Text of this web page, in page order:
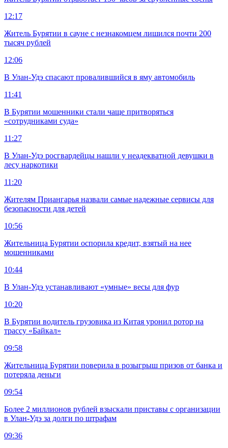
12:17
Житель Бурятии в сауне с незнакомцем лишился почти 200
тысяч рублей
12:06
В Улан-Удэ спасают провалившийся в яму автомобиль
11:41
В Бурятии мошенники стали чаще притворяться
«сотрудниками суда»
11:27
В Улан-Удэ росгвардейцы нашли у неадекватной девушки в
лесу наркотики
11:20
Жителям Приангарья назвали самые надежные сервисы для
безопасности для детей
10:56
Жительница Бурятии оспорила кредит, взятый на нее
мошенниками
10:44
В Улан-Удэ устанавливают «умные» весы для фур
10:20
В Бурятии водитель грузовика из Китая уронил ротор на
трассу «Байкал»
09:58
Жительница Бурятии поверила в розыгрыш призов от банка и
потеряла деньги
09:54
Более 2 миллионов рублей взыскали приставы с организации
в Улан-Удэ за долги по штрафам
09:36